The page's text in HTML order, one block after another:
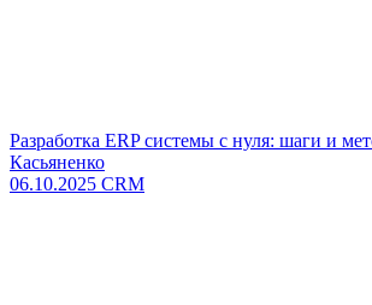
Разработка ERP системы с нуля: шаги и
Касьяненко
06.10.2025 CRM